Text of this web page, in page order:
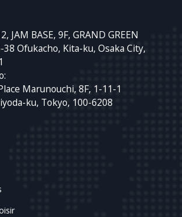
JAM BASE, 9F, GRAND GREEN
Ofukacho, Kita-ku, Osaka City,
Marunouchi, 8F, 1-11-1
ku, Tokyo, 100-6208